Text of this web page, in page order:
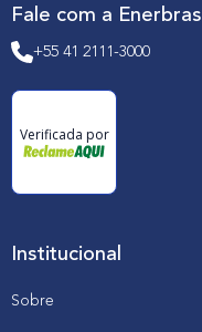
Fale com a Enerbras
+55 41 2111-3000
Verificada por
Institucional
Sobre